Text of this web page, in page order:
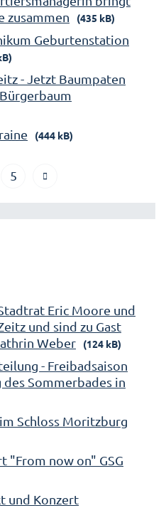
zusammen
(435 kB)
Geburtenstation
- Jetzt Baumpaten
(444 kB)
5
Eric Moore und
und sind zu Gast
Weber
(124 kB)
- Freibadsaison
Sommerbades in
Schloss Moritzburg
"From now on" GSG
und Konzert